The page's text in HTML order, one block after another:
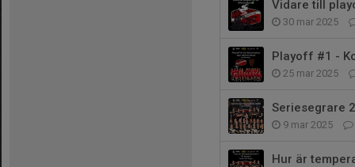
Vidare till
30 mar 2025
Playoff #1 -
25 mar 2025
Seriesegrare
9 mar 2025
Hur är